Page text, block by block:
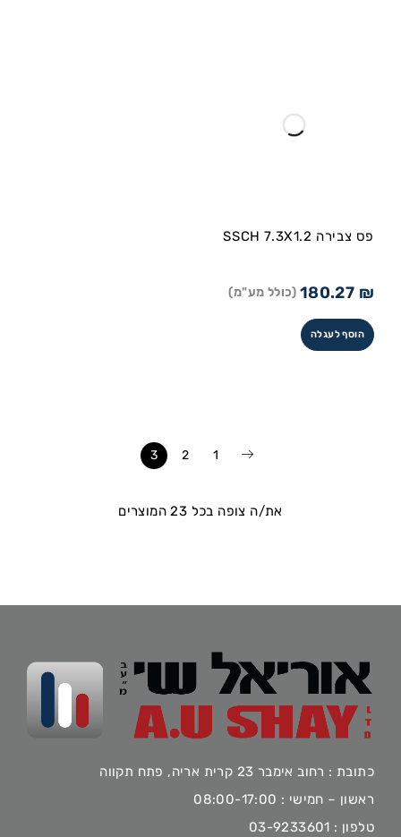
פס צבירה SSCH 7.3X1.2
180.27 ₪ (כולל מע"מ)
הוסף לעגלה
1
2
3
את/ה צופה בכל 23 המוצרים
כתובת : רחוב אימבר 23 קרית אריה, פתח תקווה
ראשון – חמישי : 08:00-17:00
טלפון : 03-9233601